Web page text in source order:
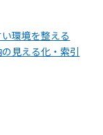
環境を整える
見える化・索引